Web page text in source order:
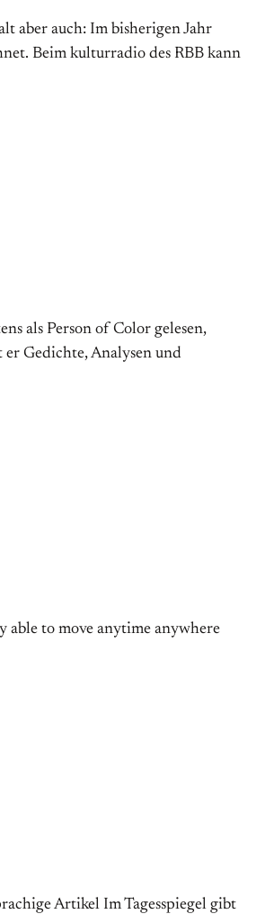
aber auch: Im bisherigen Jahr
Beim kulturradio des RBB kann
als Person of Color gelesen,
Gedichte, Analysen und
able to move anytime anywhere
Artikel Im Tagesspiegel gibt